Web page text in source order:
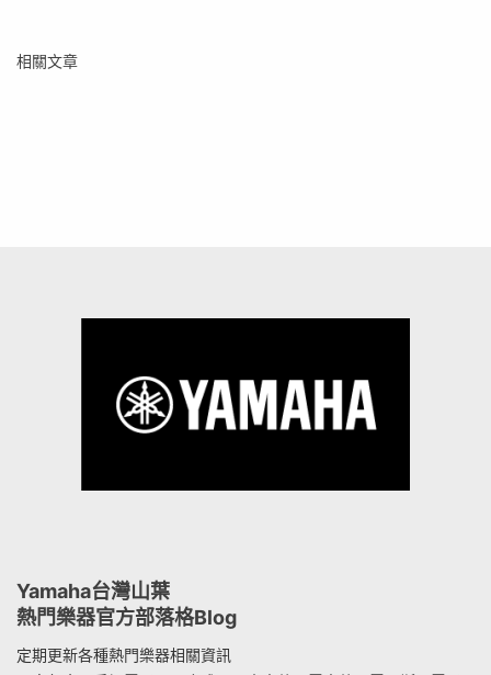
相關文章
Yamaha台灣山葉
熱門樂器官方部落格Blog
定期更新各種熱門樂器相關資訊